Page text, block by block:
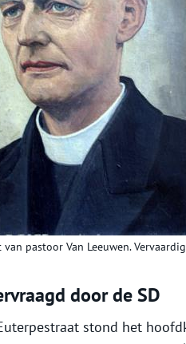
pastoor Van Leeuwen.
door de SD
stond het